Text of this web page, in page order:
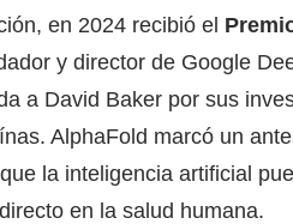
en 2024 recibió el
y director de Google
a David Baker por sus
AlphaFold marcó un
la inteligencia artificial
en la salud humana.